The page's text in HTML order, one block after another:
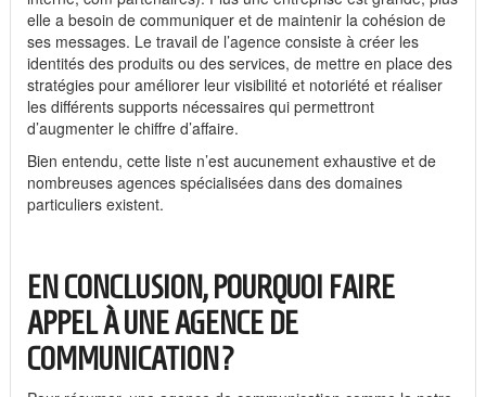
elle a besoin de communiquer et de maintenir la cohésion de
ses messages. Le travail de l’agence consiste à créer les
identités des produits ou des services, de mettre en place des
stratégies pour améliorer leur visibilité et notoriété et réaliser
les différents supports nécessaires qui permettront
d’augmenter le chiffre d’affaire.
Bien entendu, cette liste n’est aucunement exhaustive et de
nombreuses agences spécialisées dans des domaines
particuliers existent.
EN CONCLUSION, POURQUOI FAIRE
APPEL À UNE AGENCE DE
COMMUNICATION?